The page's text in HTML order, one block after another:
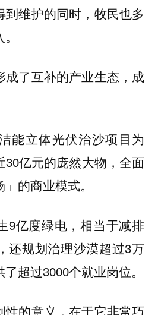
到维护的同时，牧民也多
成了互补的产业生态，成
能立体光伏治沙项目为
30亿元的庞然大物，全面
的商业模式。
9亿度绿电，相当于减排
还规划治理沙漠超过3万
超过3000个就业岗位。
性的意义，在于它非常巧